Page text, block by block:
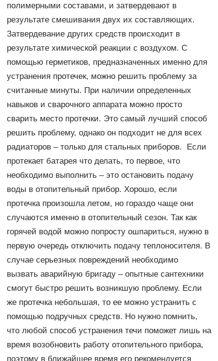
полимерными составами, и затвердевают в
результате смешивания двух их составляющих.
Затвердевание других средств происходит в
результате химической реакции с воздухом. С
помощью герметиков, предназначенных именно для
устранения протечек, можно решить проблему за
считанные минуты. При наличии определенных
навыков и сварочного аппарата можно просто
сварить место протечки. Это самый лучший способ
решить проблему, однако он подходит не для всех
радиаторов – только для стальных приборов. Если
протекает батарея что делать, то первое, что
необходимо выполнить – это остановить подачу
воды в отопительный прибор. Хорошо, если
протечка произошла летом, но гораздо чаще они
случаются именно в отопительный сезон. Так как
горячей водой можно попросту ошпариться, нужно в
первую очередь отключить подачу теплоносителя. В
случае серьезных повреждений необходимо
вызвать аварийную бригаду – опытные сантехники
смогут быстро решить возникшую проблему. Если
же протечка небольшая, то ее можно устранить с
помощью подручных средств. Но нужно помнить,
что любой способ устранения течи поможет лишь на
время возобновить работу отопительного прибора,
поэтому в ближайшее время его рекомендуется